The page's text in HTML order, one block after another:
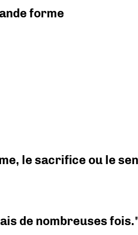
forme
le sacrifice ou le
de nombreuses